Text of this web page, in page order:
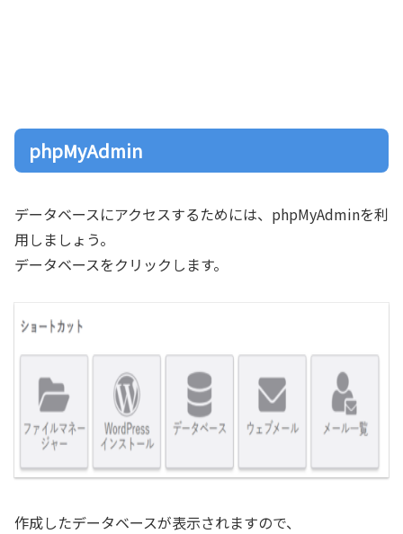
phpMyAdmin
データベースにアクセスするためには、phpMyAdminを利
用しましょう。
データベースをクリックします。
作成したデータベースが表示されますので、